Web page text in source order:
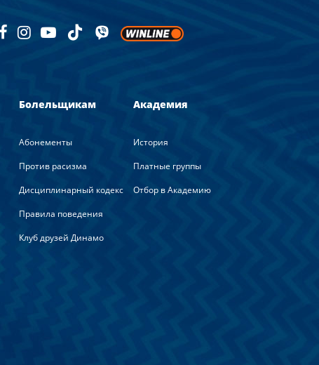
Болельщикам
Абонементы
Против расизма
Дисциплинарный кодекс
Правила поведения
Клуб друзей Динамо
Академия
История
Платные группы
Отбор в Академию